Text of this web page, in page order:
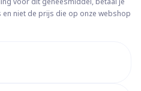
niet de prijs die op onze webshop